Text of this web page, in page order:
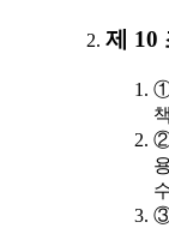
제 10
①
②
③